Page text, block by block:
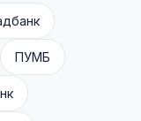
ПУМБ